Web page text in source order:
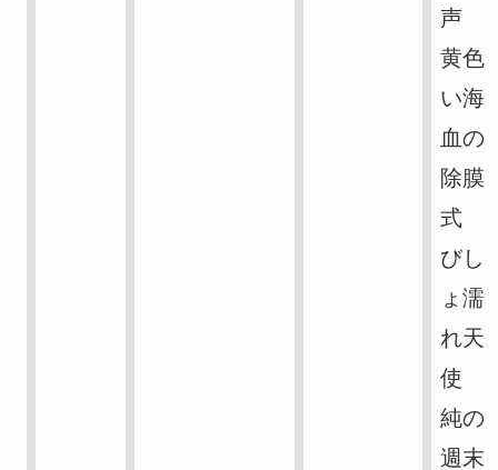
声
黄色
い海
血の
除膜
式
びし
ょ濡
れ天
使
純の
週末